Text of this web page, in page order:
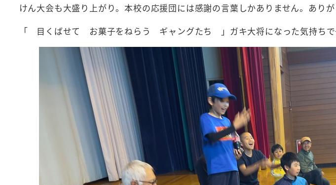
けん大会も大盛り上がり。本校の応援団には感謝の言葉しかありません。ありが
「 目くばせて お菓子をねらう ギャングたち 」ガキ大将になった気持ちで